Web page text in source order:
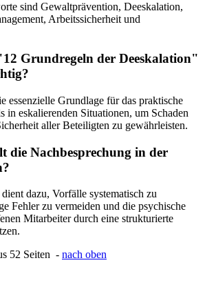
sind Gewaltprävention, Deeskalation,
Arbeitssicherheit und
Grundregeln der Deeskalation"
essenzielle Grundlage für das praktische
in eskalierenden Situationen, um Schaden
aller Beteiligten zu gewährleisten.
die Nachbesprechung in der
dazu, Vorfälle systematisch zu
Fehler zu vermeiden und die psychische
Mitarbeiter durch eine strukturierte
52 Seiten - nach oben